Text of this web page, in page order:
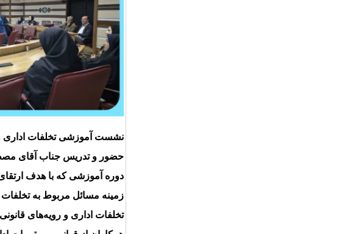
نشست آموزشی تخلفات اداری
دوره آموزشی که با هدف
زمینه مسائل مربوط به تخلفات
تخلفات اداری و رویه‌های